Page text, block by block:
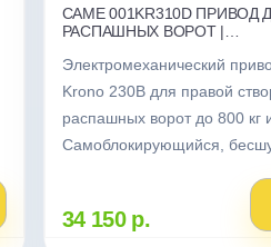
CAME 001KR310D ПРИВОД
РАСПАШНЫХ ВОРОТ |
Электромеханический
Krono 230В для правой
распашных ворот до 800 кг
Самоблокирующийся,
34 150 р.